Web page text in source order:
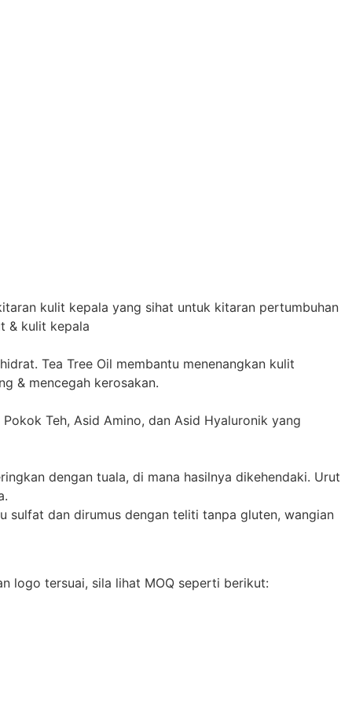
kulit kepala yang sihat untuk kitaran pertumbuhan
& kulit kepala
Tea Tree Oil membantu menenangkan kulit
& mencegah kerosakan.
Teh, Asid Amino, dan Asid Hyaluronik yang
dengan tuala, di mana hasilnya dikehendaki. Urut
sulfat dan dirumus dengan teliti tanpa gluten, wangian
logo tersuai, sila lihat MOQ seperti berikut: